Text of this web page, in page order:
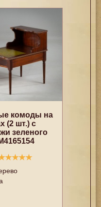
комоды на
(2 шт.) с
зеленого
★★★★